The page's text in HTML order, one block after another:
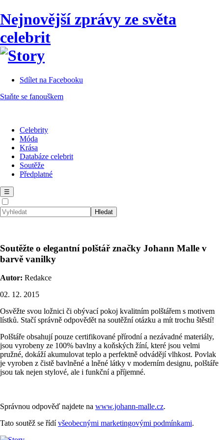
Nejnovější zprávy ze světa
celebrit
Sdílet na Facebooku
Staňte se fanouškem
Celebrity
Móda
Krása
Databáze celebrit
Soutěže
Předplatné
☰
Soutěžte o elegantní polštář značky Johann Malle v
barvě vanilky
Autor: Redakce
02. 12. 2015
Osvěžte svou ložnici či obývací pokoj kvalitním polštářem s motivem
lístků. Stačí správně odpovědět na soutěžní otázku a mít trochu štěstí!
Polštáře obsahují pouze certifikované přírodní a nezávadné materiály,
jsou vyrobeny ze 100% bavlny a koňských žíní, které jsou velmi
pružné, dokáží akumulovat teplo a perfektně odvádějí vlhkost. Povlak
je vyroben z čistě bavlněné a lněné látky v moderním designu, polštáře
jsou tak nejen stylové, ale i funkční a příjemné.
Správnou odpověď najdete na www.johann-malle.cz.
Tato soutěž se řídívšeobecnými marketingovými podmínkami.